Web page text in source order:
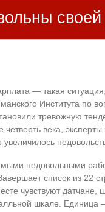
своей
— такая
Института по
тревожную
четверть века,
недовольными
список из 22
чувствуют
шкале.